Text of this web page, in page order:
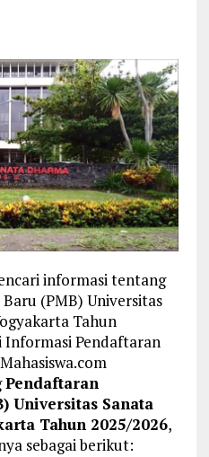
informasi tentang
(PMB) Universitas
Tahun
Informasi Pendaftaran
Pendaftaran
Universitas Sanata
Tahun 2025/2026,
sebagai berikut: